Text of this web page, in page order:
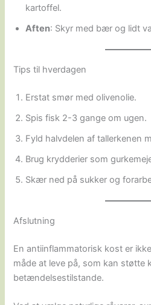
kartoffel.
Aften: Skyr med bær og lidt
Tips til hverdagen
Erstat smør med olivenolie.
Spis fisk 2-3 gange om ugen.
Fyld halvdelen af tallerkenen
Brug krydderier som
Skær ned på sukker og
Afslutning
En antiinflammatorisk kost er
måde at leve på, som kan
betændelsestilstande.